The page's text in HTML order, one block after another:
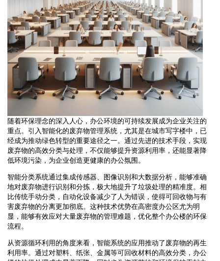
随着环保理念的深入人心，办公环境的可持续发展成为企业关注的
重点。引入智能化的废弃物管理系统，尤其是在城市写字楼中，已
经成为推动绿色转型的重要途径之一。通过先进的技术手段，实现
废弃物的高效分类与处理，不仅能够提升资源利用率，还能显著降
低环境污染，为企业创造更健康的办公氛围。
智能分类系统通过集成传感器、图像识别和大数据分析，能够准确
地对废弃物进行识别和分拣，极大地提升了垃圾处理的精准度。相
比传统手动分类，自动化设备减少了人为错误，使得可回收物与有
害废弃物的分离更加彻底。这种技术优势在高密度办公区尤为明
显，能够有效应对大量废弃物的管理难题，优化整个办公楼的环保
流程。
从资源循环利用的角度来看，智能系统的应用推动了废弃物的再生
利用率。通过对塑料、纸张、金属等可回收材料的高效分类，办公